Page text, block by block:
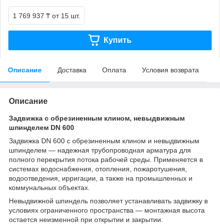
1 769 937 ₸ от 15 шт.
Купить
Описание Доставка Оплата Условия возврата
Описание
Задвижка с обрезиненным клином, невыдвижным
шпинделем DN 600
Задвижка DN 600 с обрезиненным клином и невыдвижным
шпинделем — надежная трубопроводная арматура для
полного перекрытия потока рабочей среды. Применяется в
системах водоснабжения, отопления, пожаротушения,
водоотведения, ирригации, а также на промышленных и
коммунальных объектах.
Невыдвижной шпиндель позволяет устанавливать задвижку в
условиях ограниченного пространства — монтажная высота
остается неизменной при открытии и закрытии.